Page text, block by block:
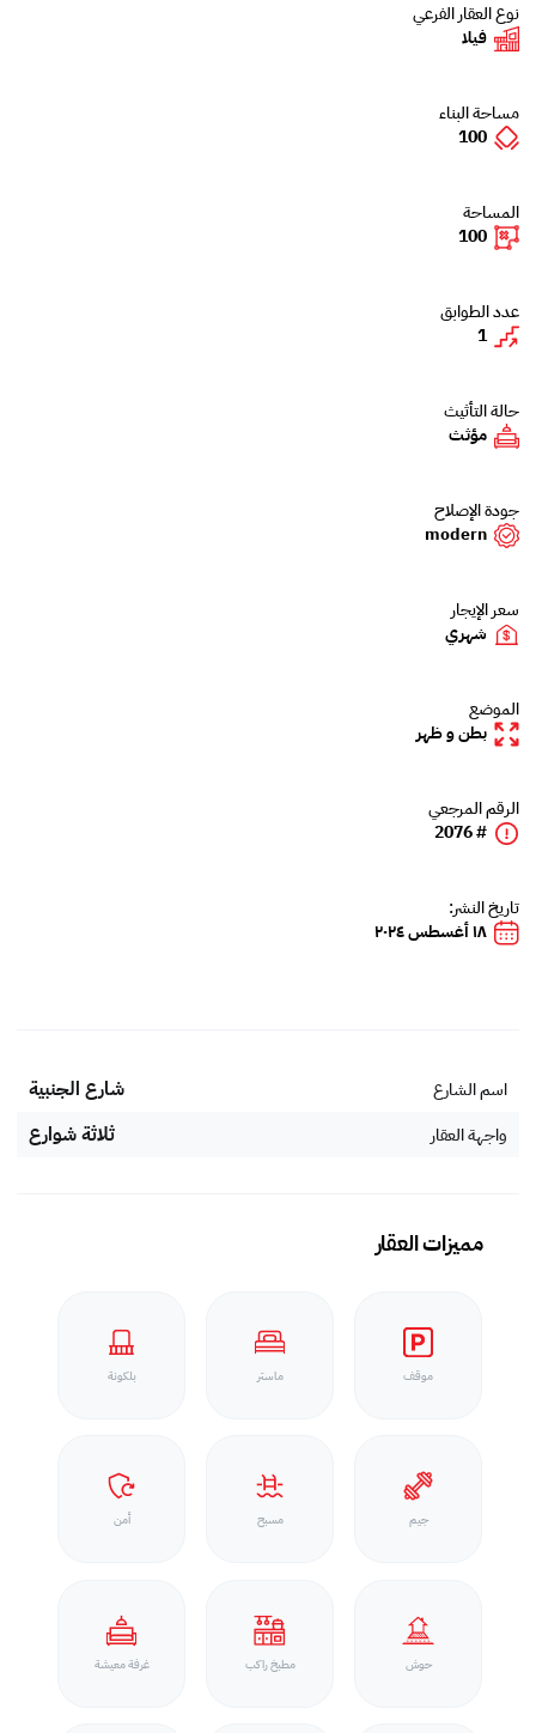
نوع العقار الفرعي
فيلا
مساحة البناء
100
المساحة
100
عدد الطوابق
1
حالة التأثيث
مؤثث
جودة الإصلاح
modern
سعر الإيجار
شهري
الموضع
بطن و ظهر
الرقم المرجعي
# 2076
تاريخ النشر:
١٨ أغسطس ٢٠٢٤
اسم الشارع شارع الجنبية
واجهة العقار ثلاثة شوارع
مميزات العقار
موقف ماستر بلكونة
جيم مسبح أمن
حوش مطبخ راكب غرفة معيشة